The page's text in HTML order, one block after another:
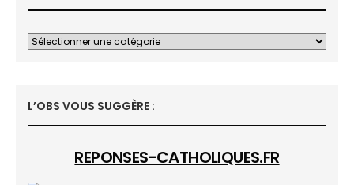
L’OBS VOUS SUGGÈRE :
REPONSES-CATHOLIQUES.FR